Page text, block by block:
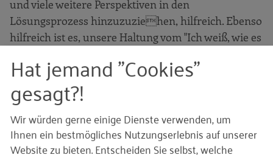
und viele weitere Perspektiven in den
Lösungsprozess hinzuzuziehen, hilfreich. Ebenso
hilfreich ist es, unsere Haltung vom "Ich weiß, wie es
öffnen. Gerade die Offenheit gegenüber dem
"Nichtwissen" ist eine Voraussetzung, sich auf
Neues einzulassen und vom Modus des
langfristigen Planens und Wissens hin zum
Modus des neugierigen Ausprobierens zu
gelangen.
Hat jemand "Cookies"
gesagt?!
Wir würden gerne einige Dienste verwenden, um
Ihnen ein bestmögliches Nutzungserlebnis auf unserer
Website zu bieten. Entscheiden Sie selbst, welche